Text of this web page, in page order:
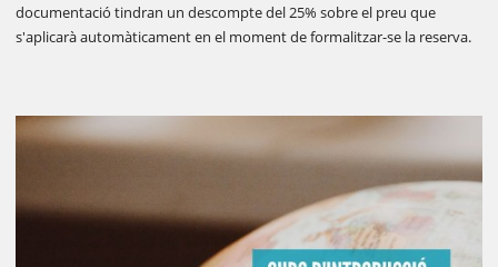
documentació tindran un descompte del 25% sobre el preu que
s'aplicarà automàticament en el moment de formalitzar-se la reserva.